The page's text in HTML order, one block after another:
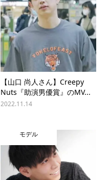
【山口 尚人さん】Creepy
Nuts『助演男優賞』のMV...
2022.11.14
モデル